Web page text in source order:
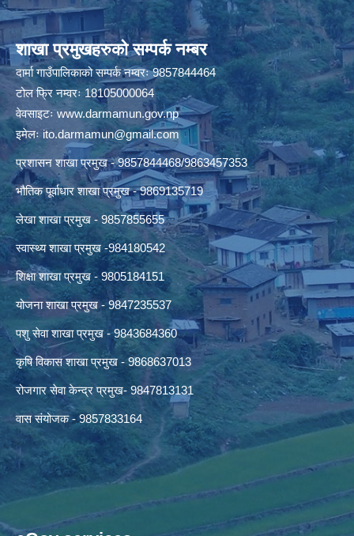
शाखा प्रमुखहरुको सम्पर्क नम्बर
दार्मा गाउँपालिकाको सम्पर्क नम्वरः 9857844464
टोल फ्रि नम्वरः 18105000064
वेवसाइटःwww.darmamun.gov.np
इमेलःito.darmamun@gmail.com
प्रशासन शाखा प्रमुख - 9857844468/9863457353
भौतिक पूर्वाधार शाखा प्रमुख - 9869135719
लेखा शाखा प्रमुख - 9857855655
स्वास्थ्य शाखा प्रमुख -984180542
शिक्षा शाखा प्रमुख - 9805184151
योजना शाखा प्रमुख - 9847235537
पशु सेवा शाखा प्रमुख - 9843684360
कृषि विकास शाखा प्रमुख - 9868637013
रोजगार सेवा केन्द्र प्रमुख- 9847813131
वास संयोजक - 9857833164